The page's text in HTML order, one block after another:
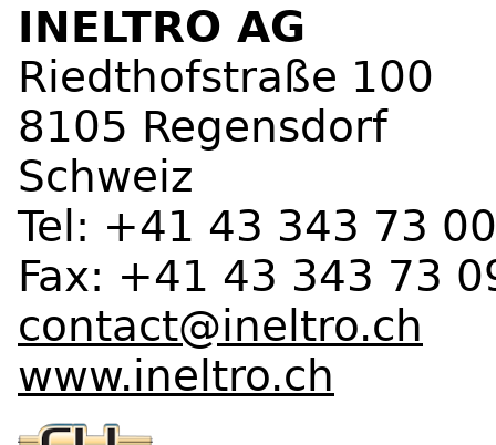
INELTRO AG
Riedthofstraße 100
8105 Regensdorf
Schweiz
Tel: +41 43 343 73 00
Fax: +41 43 343 73
contact@ineltro.ch
www.ineltro.ch